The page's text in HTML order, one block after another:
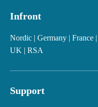
Infront
Nordic | Germany | France
UK | RSA
Support